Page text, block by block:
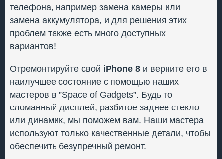
телефона, например замена камеры или
замена аккумулятора, и для решения этих
проблем также есть много доступных
вариантов!
Отремонтируйте свой iPhone 8 и верните его в
наилучшее состояние с помощью наших
мастеров в ”Space of Gadgets”. Будь то
сломанный дисплей, разбитое заднее стекло
или динамик, мы поможем вам. Наши мастера
используют только качественные детали, чтобы
обеспечить безупречный ремонт.